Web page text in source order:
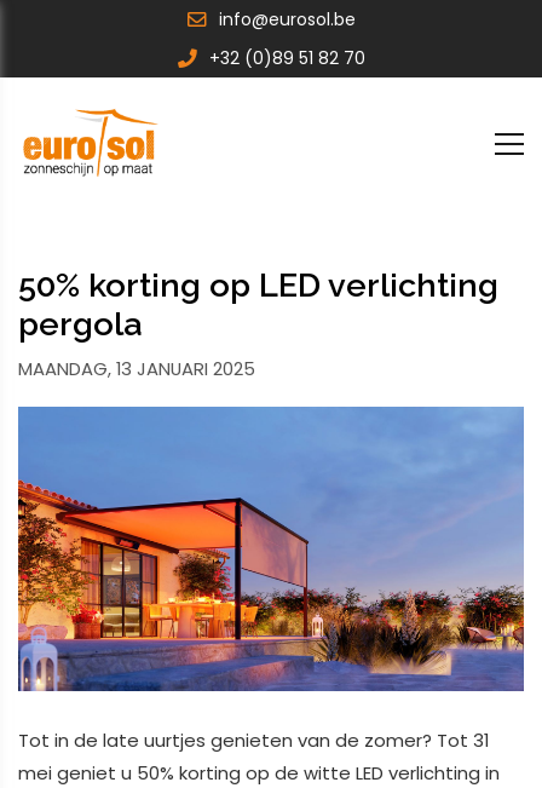
info@eurosol.be
+32 (0)89 51 82 70
50% korting op LED verlichting
pergola
MAANDAG, 13 JANUARI 2025
Tot in de late uurtjes genieten van de zomer? Tot 31
mei geniet u 50% korting op de witte LED verlichting in